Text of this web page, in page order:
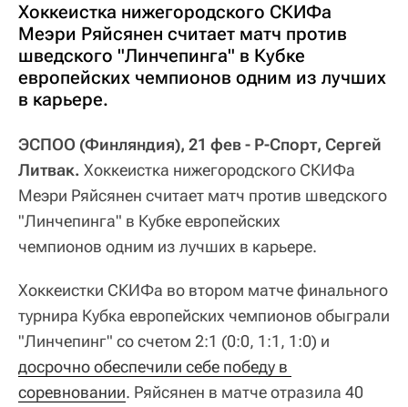
Хоккеистка нижегородского СКИФа
Меэри Ряйсянен считает матч против
шведского "Линчепинга" в Кубке
европейских чемпионов одним из лучших
в карьере.
ЭСПОО (Финляндия), 21 фев - Р-Спорт, Сергей
Литвак. Хоккеистка нижегородского СКИФа
Меэри Ряйсянен считает матч против шведского
"Линчепинга" в Кубке европейских
чемпионов одним из лучших в карьере.
Хоккеистки СКИФа во втором матче финального
турнира Кубка европейских чемпионов обыграли
"Линчепинг" со счетом 2:1 (0:0, 1:1, 1:0) и
досрочно обеспечили себе победу в
соревновании. Ряйсянен в матче отразила 40